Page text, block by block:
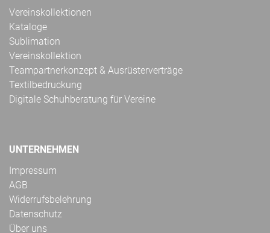
Vereinskollektionen
Kataloge
Sublimation
Vereinskollektion
Teampartnerkonzept & Ausrüsterverträge
Textilbedruckung
Digitale Schuhberatung für Vereine
UNTERNEHMEN
Impressum
AGB
Widerrufsbelehrung
Datenschutz
Über uns